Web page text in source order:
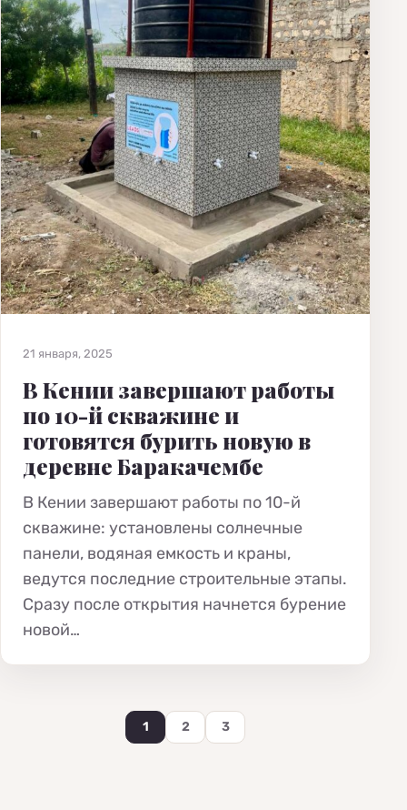
21 января, 2025
В Кении завершают работы
по 10-й скважине и
готовятся бурить новую в
деревне Баракачембе
В Кении завершают работы по 10-й
скважине: установлены солнечные
панели, водяная емкость и краны,
ведутся последние строительные этапы.
Сразу после открытия начнется бурение
новой…
1 2 3